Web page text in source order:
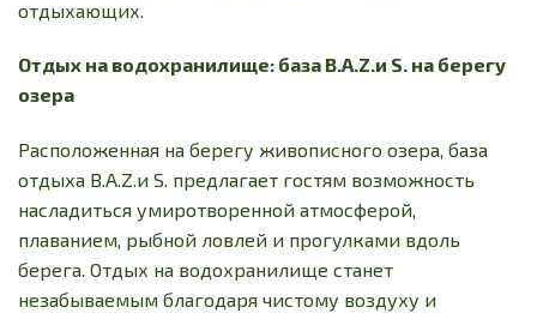
отдыхающих.
Отдых на водохранилище: база B.A.Z.и S. на берегу
озера
Расположенная на берегу живописного озера, база
отдыха B.A.Z.и S. предлагает гостям возможность
насладиться умиротворенной атмосферой,
плаванием, рыбной ловлей и прогулками вдоль
берега. Отдых на водохранилище станет
незабываемым благодаря чистому воздуху и